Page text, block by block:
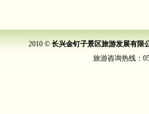
2010 © 长兴金钉子景区旅游发展有限
旅游咨询热线：